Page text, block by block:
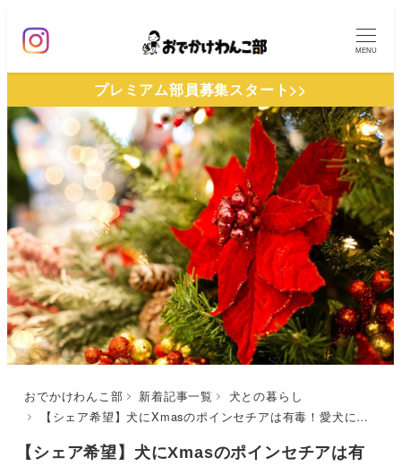
ン
ン
テ
ン
ツ
へ
移
動
MENU
プレミアム部員募集スタート>>
おでかけわんこ部 新着記事一覧
犬との暮らし
【シェア希望】犬にXmasのポインセチアは有毒！愛犬にとって有害な植物＆無害な植物まとめ
【シェア希望】犬にXmasのポインセチアは有